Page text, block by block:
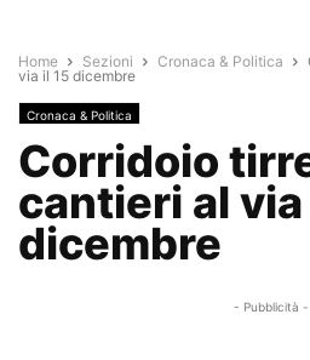
Home Sezioni Cronaca & Politica
via il 15 dicembre
Cronaca & Politica
Corridoio
cantieri al via
dicembre
- Pubblicità -